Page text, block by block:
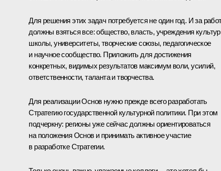
Для решения этих задач потребуется не один год. И за
должны взяться все: общество, власть, учреждения
школы, университеты, творческие союзы, педагогическое
и научное сообщество. Приложить для достижения
конкретных, видимых результатов максимум воли, усилий,
ответственности, таланта и творчества.
Для реализации Основ нужно прежде всего разработать
Стратегию государственной культурной политики. При этом
подчеркну: регионы уже сейчас должны ориентироваться
на положения Основ и принимать активное участие
в разработке Стратегии.